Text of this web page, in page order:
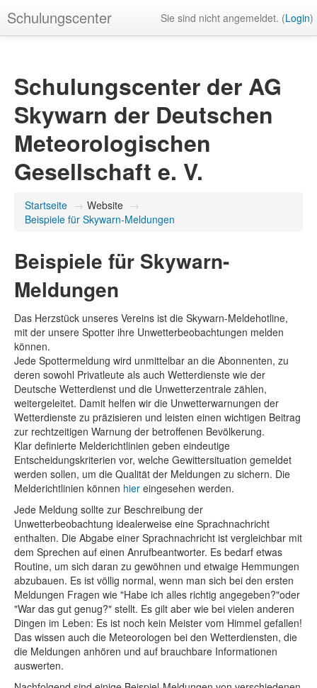
Schulungscenter Sie sind nicht angemeldet. (Login)
Schulungscenter der AG
Skywarn der Deutschen
Meteorologischen
Gesellschaft e. V.
Startseite → Website →
Beispiele für Skywarn-Meldungen
Beispiele für Skywarn-
Meldungen
Das Herzstück unseres Vereins ist die Skywarn-Meldehotline,
mit der unsere Spotter ihre Unwetterbeobachtungen melden
können.
Jede Spottermeldung wird unmittelbar an die Abonnenten, zu
deren sowohl Privatleute als auch Wetterdienste wie der
Deutsche Wetterdienst und die Unwetterzentrale zählen,
weitergeleitet. Damit helfen wir die Unwetterwarnungen der
Wetterdienste zu präzisieren und leisten einen wichtigen Beitrag
zur rechtzeitigen Warnung der betroffenen Bevölkerung.
Klar definierte Melderichtlinien geben eindeutige
Entscheidungskriterien vor, welche Gewittersituation gemeldet
werden sollen, um die Qualität der Meldungen zu sichern. Die
Melderichtlinien können hier eingesehen werden.
Jede Meldung sollte zur Beschreibung der
Unwetterbeobachtung idealerweise eine Sprachnachricht
enthalten. Die Abgabe einer Sprachnachricht ist vergleichbar mit
dem Sprechen auf einen Anrufbeantworter. Es bedarf etwas
Routine, um sich daran zu gewöhnen und etwaige Hemmungen
abzubauen. Es ist völlig normal, wenn man sich bei den ersten
Meldungen Fragen wie "Habe ich alles richtig angegeben?"oder
"War das gut genug?" stellt. Es gilt aber wie bei vielen anderen
Dingen im Leben: Es ist noch kein Meister vom Himmel gefallen!
Das wissen auch die Meteorologen bei den Wetterdiensten, die
die Meldungen anhören und auf brauchbare Informationen
auswerten.